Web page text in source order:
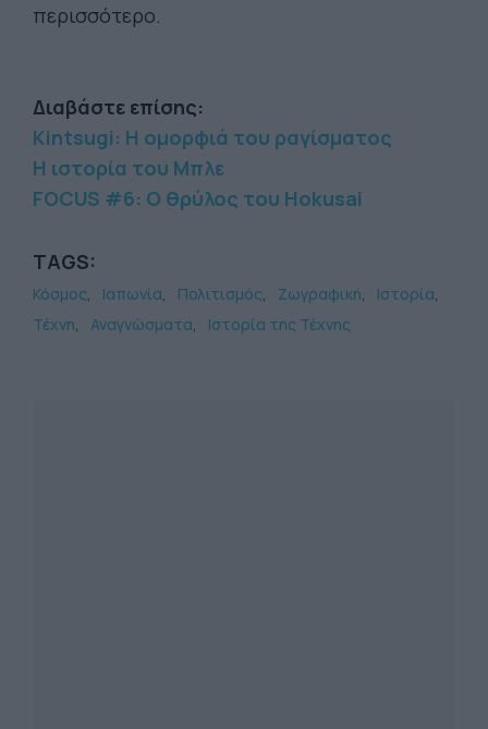
περισσότερο.
Διαβάστε επίσης:
Kintsugi: Η ομορφιά του ραγίσματος
Η ιστορία του Μπλε
FOCUS #6: Ο θρύλος του Hokusai
TAGS:
Κόσμος Ιαπωνία Πολιτισμός Ζωγραφική
Ιστορία
Τέχνη
Αναγνώσματα Ιστορία της Τέχνης